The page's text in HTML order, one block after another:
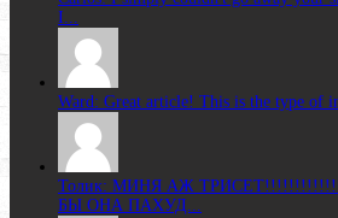
I...
Ward: Great article! This is the type of
Толик: МИНЯ АЖ
БЫ ОНА ПАХУД...